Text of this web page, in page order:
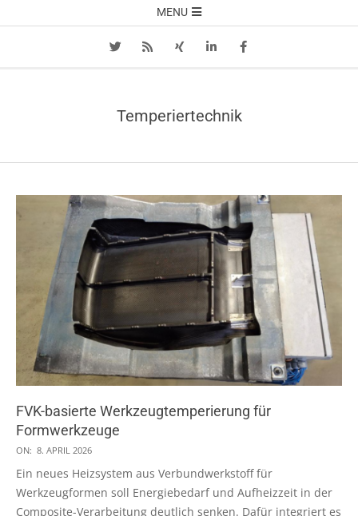
Navigation
MENU
Temperiertechnik
FVK-basierte Werkzeugtemperierung für
Formwerkzeuge
2026-
04-
08
ON: 8. APRIL 2026
Ein neues Heizsystem aus Verbundwerkstoff für
Werkzeugformen soll Energiebedarf und Aufheizzeit in der
Composite-Verarbeitung deutlich senken. Dafür integriert es